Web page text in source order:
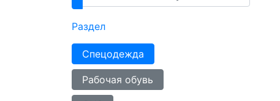
Раздел
Спецодежда
Рабочая обувь